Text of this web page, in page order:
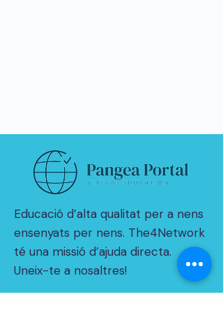
Educació d’alta qualitat per a nens
ensenyats per nens. The4Network
té una missió d’ajuda directa.
Uneix-te a nosaltres!
© 2021 per THE4NETWORK Limited